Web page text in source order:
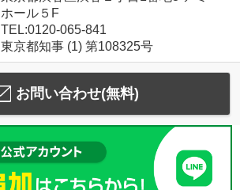
ホール５F
TEL:0120-065-841
東京都知事 (1) 第108325号
お問い合わせ(無料)